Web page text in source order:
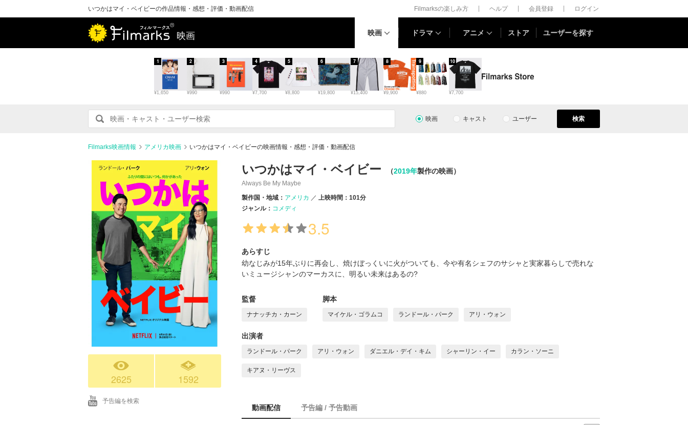
いつかはマイ・ベイビーの作品情報・感想・評価・動画配信 Filmarksの楽しみ方 ヘルプ 会員登録 ログイン
映画 映画 ドラマ アニメ ストア ユーザーを探す
¥1,650
1
¥990
2
¥990
3
¥7,700
4
¥8,800
5
¥19,800
6
¥15,400
7
¥9,900
8
¥880
9
¥7,700
10
映画 キャスト ユーザー 検索
Filmarks映画情報 アメリカ映画 いつかはマイ・ベイビーの映画情報・感想・評価・動画配信
2625 1592
予告編を検索
いつかはマイ・ベイビー （2019年製作の映画）
Always Be My Maybe
製作国・地域： アメリカ
上映時間：101分
ジャンル： コメディ
3.5
あらすじ
幼なじみが15年ぶりに再会し、焼けぼっくいに火がついても、今や有名シェフのサシャと実家暮らしで売れな
いミュージシャンのマーカスに、明るい未来はあるの?
監督
ナナッチカ・カーン
脚本
マイケル・ゴラムコ ランドール・パーク アリ・ウォン
出演者
ランドール・パーク アリ・ウォン ダニエル・デイ・キム シャーリン・イー カラン・ソーニ
キアヌ・リーヴス
動画配信 予告編 / 予告動画